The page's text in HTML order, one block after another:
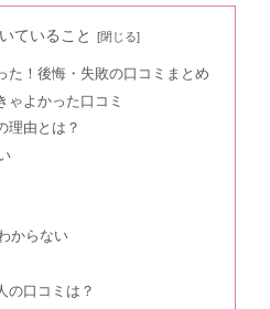
判は？
テの評判！結婚指輪の口コミ
デープレゼントとは？
ムの口コミ！結婚指輪の評判
ーサービスは？値段も
ていること
た！後悔・失敗の口コミまとめ
ゃよかった口コミ
理由とは？
からない
の口コミは？